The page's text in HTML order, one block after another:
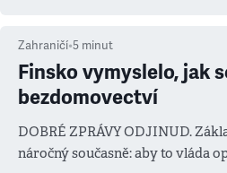
Zahraničí•5 minut
Finsko vymyslelo, jak
bezdomovectví
DOBRÉ ZPRÁVY ODJINUD.
náročný současně: aby to vláda